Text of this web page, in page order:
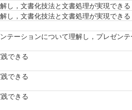
し，文書化技法と文書処理が実現できる
し，文書化技法と文書処理が実現できる
テーションについて理解し，プレゼン
できる
できる
できる